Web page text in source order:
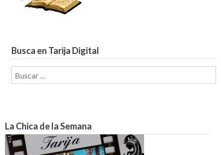
Busca en Tarija Digital
Buscar:
La Chica de la Semana